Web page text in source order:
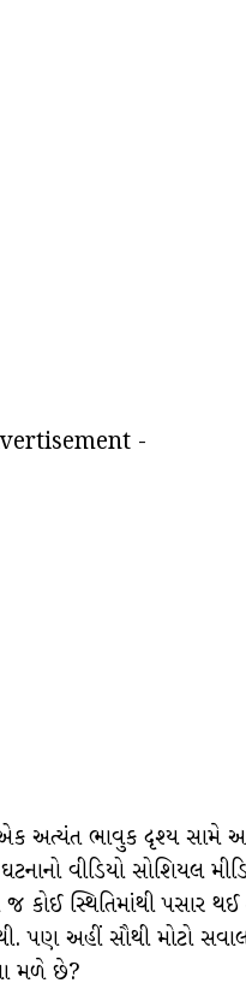
-
એક અત્યંત ભાવુક દૃશ્ય
વીડિયો સોશિયલ
જ કોઈ સ્થિતિમાંથી
પણ અહીં સૌથી મોટો
મળે છે?